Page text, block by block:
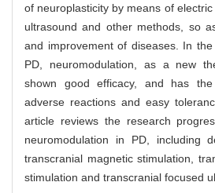
of neuroplasticity by means of electric
ultrasound and other methods, so
and improvement of diseases. In
PD, neuromodulation, as a new
shown good efficacy, and has
adverse reactions and easy
article reviews the research
neuromodulation in PD, including
transcranial magnetic stimulation,
stimulation and transcranial focused